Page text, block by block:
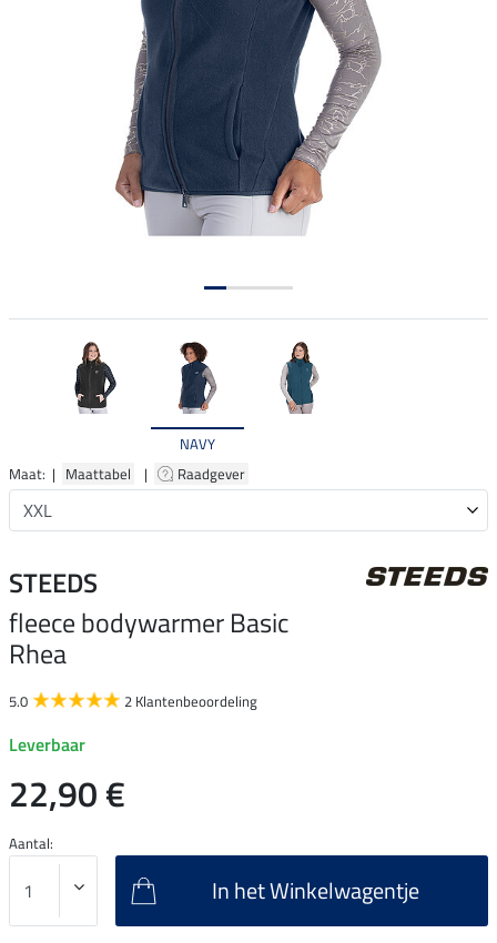
NAVY
Maat: | Maattabel | Raadgever
STEEDS
fleece bodywarmer Basic
Rhea
5.0 2 Klantenbeoordeling
Leverbaar
22,90 €
Aantal:
In het Winkelwagentje